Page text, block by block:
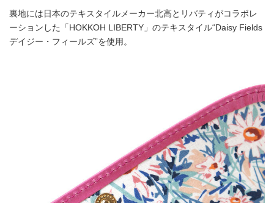
裏地には日本のテキスタイルメーカー北高とリバティがコラボレ
ーションした「HOKKOH LIBERTY」のテキスタイル“Daisy Fields
デイジー・フィールズ”を使用。